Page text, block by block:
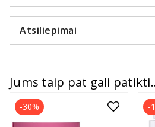
Atsiliepimai
Jums taip pat gali
-30% -